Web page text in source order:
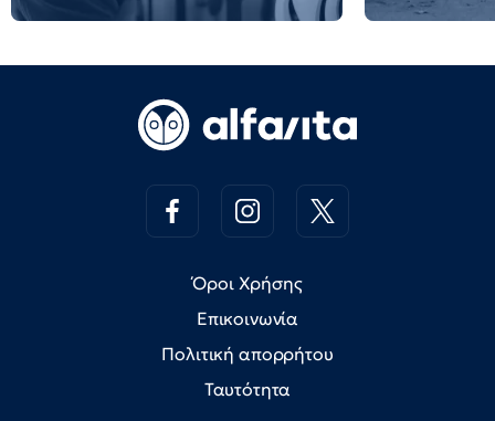
Όροι Χρήσης
Επικοινωνία
Πολιτική απορρήτου
Ταυτότητα